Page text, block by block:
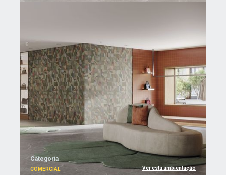
Categoria
COMERCIAL Ver esta ambientação